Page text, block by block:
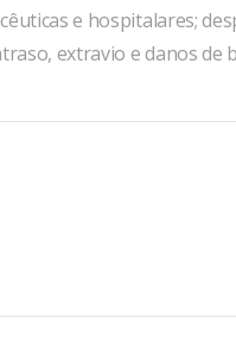
e hospitalares;
extravio e danos de